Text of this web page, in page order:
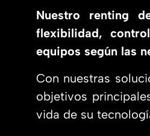
Nuestro renting
flexibilidad,
equipos según las
Con nuestras
objetivos
vida de su